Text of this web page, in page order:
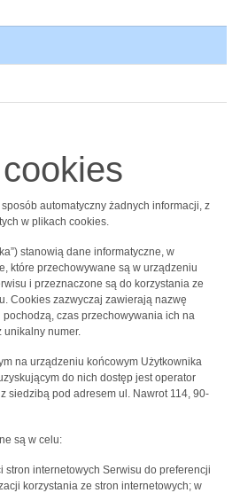
automatyczny żadnych informacji, z
w plikach cookies.
stanowią dane informatyczne, w
które przechowywane są w urządzeniu
i przeznaczone są do korzystania ze
Cookies zazwyczaj zawierają nazwę
czas przechowywania ich na
unikalny numer.
na urządzeniu końcowym Użytkownika
do nich dostęp jest operator
siedzibą pod adresem ul. Nawrot 114, 90-
są w celu:
stron internetowych Serwisu do preferencji
korzystania ze stron internetowych; w